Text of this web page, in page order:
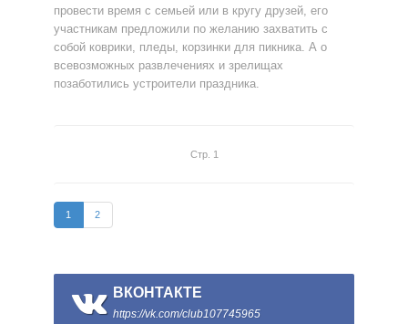
провести время с семьей или в кругу друзей, его
участникам предложили по желанию захватить с
собой коврики, пледы, корзинки для пикника. А о
всевозможных развлечениях и зрелищах
позаботились устроители праздника.
Стр. 1
1 2
ВКОНТАКТЕ
https://vk.com/club107745965